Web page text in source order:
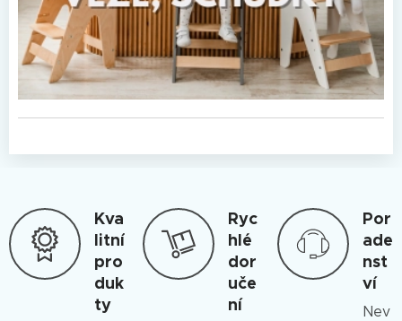
Kva
litní
pro
duk
ty
Ryc
hlé
dor
uče
ní
Por
ade
nst
ví
Nev